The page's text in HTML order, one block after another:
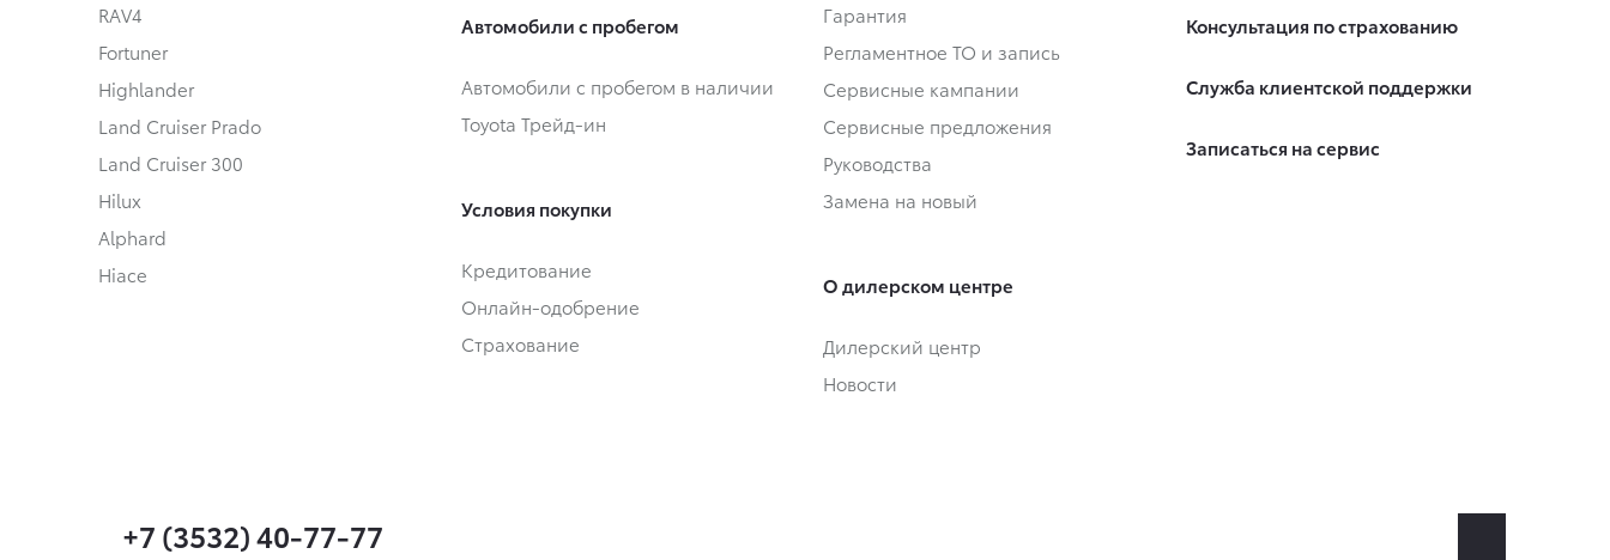
RAV4
Fortuner
Highlander
Land Cruiser Prado
Land Cruiser 300
Hilux
Alphard
Hiace
Автомобили с пробегом
Автомобили с пробегом в наличии
Toyota Трейд-ин
Условия покупки
Кредитование
Онлайн-одобрение
Страхование
Гарантия
Регламентное ТО и запись
Сервисные кампании
Сервисные предложения
Руководства
Замена на новый
О дилерском центре
Дилерский центр
Новости
Консультация по страхованию
Служба клиентской поддержки
Записаться на сервис
+7 (3532) 40-77-77